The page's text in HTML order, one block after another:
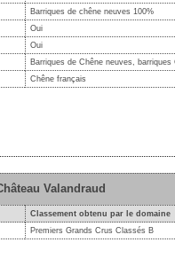
Barriques de chêne neuves 100%
Oui
Oui
Barriques de Chêne neuves, barriques
Chêne français
Valandraud
Classement obtenu par le domaine
Premiers Grands Crus Classés B